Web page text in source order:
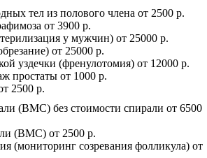
тел из полового члена от 2500 р.
от 3900 р.
у мужчин) от 25000 р.
от 25000 р.
уздечки (френулотомия) от 12000 р.
простаты от 1000 р.
2500 р.
(ВМС) без стоимости спирали от 6500
(ВМС) от 2500 р.
(мониторинг созревания фолликула) от